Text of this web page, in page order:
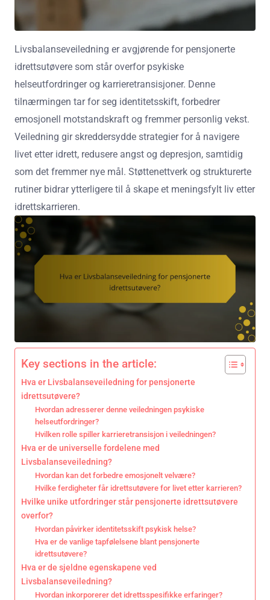
Livsbalanseveiledning er avgjørende for pensjonerte
idrettsutøvere som står overfor psykiske
helseutfordringer og karrieretransisjoner. Denne
tilnærmingen tar for seg identitetsskift, forbedrer
emosjonell motstandskraft og fremmer personlig vekst.
Veiledning gir skreddersydde strategier for å navigere
livet etter idrett, redusere angst og depresjon, samtidig
som det fremmer nye mål. Støttenettverk og strukturerte
rutiner bidrar ytterligere til å skape et meningsfylt liv etter
idrettskarrieren.
Key sections in the article:
Hva er Livsbalanseveiledning for pensjonerte
idrettsutøvere?
Hvordan adresserer denne veiledningen psykiske
helseutfordringer?
Hvilken rolle spiller karrieretransisjon i veiledningen?
Hva er de universelle fordelene med
Livsbalanseveiledning?
Hvordan kan det forbedre emosjonelt velvære?
Hvilke ferdigheter får idrettsutøvere for livet etter karrieren?
Hvilke unike utfordringer står pensjonerte idrettsutøvere
overfor?
Hvordan påvirker identitetsskift psykisk helse?
Hva er de vanlige tapfølelsene blant pensjonerte
idrettsutøvere?
Hva er de sjeldne egenskapene ved
Livsbalanseveiledning?
Hvordan inkorporerer det idrettsspesifikke erfaringer?